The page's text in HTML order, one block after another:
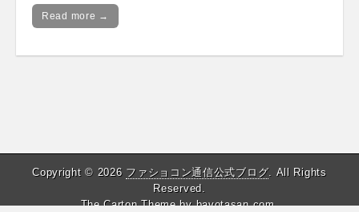
Read more →
Copyright © 2026 ファショコン通信公式ブログ. All Rights
Reserved.
The Carton Theme bybavotasan.com.